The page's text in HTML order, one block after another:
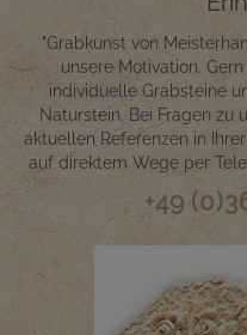
"Grabkunst von
unsere Motivation.
individuelle Grabsteine
Naturstein. Bei Fragen zu
aktuellen Referenzen in
auf direktem Wege per
+49